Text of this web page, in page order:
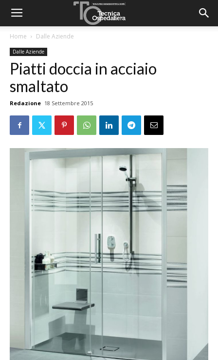
Home Dalle Aziende
Dalle Aziende
Piatti doccia in acciaio
smaltato
Redazione 18 Settembre 2015